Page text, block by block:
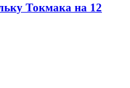
Токмака на 12